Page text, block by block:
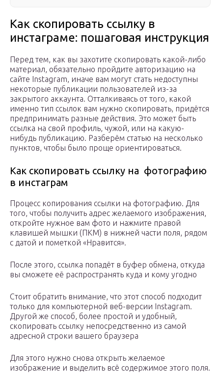
Как скопировать ссылку в
инстаграме: пошаговая инструкция
Перед тем, как вы захотите скопировать какой-либо
материал, обязательно пройдите авторизацию на
сайте Instagram, иначе вам могут стать недоступны
некоторые публикации пользователей из-за
закрытого аккаунта. Отталкиваясь от того, какой
именно тип ссылок вам нужно скопировать, придётся
предпринимать разные действия. Это может быть
ссылка на свой профиль, чужой, или на какую-
нибудь публикацию. Разберём статью на несколько
пунктов, чтобы было проще ориентироваться.
Как скопировать ссылку на фотографию
в инстаграм
Процесс копирования ссылки на фотографию. Для
того, чтобы получить адрес желаемого изображения,
откройте нужное вам фото и нажмите правой
клавишей мышки (ПКМ) в нижней части поля, рядом
с датой и пометкой «Нравится».
После этого, ссылка попадёт в буфер обмена, откуда
вы сможете её распространять куда и кому угодно
Стоит обратить внимание, что этот способ подходит
только для компьютерной веб-версии Instagram.
Другой же способ, более простой и удобный,
скопировать ссылку непосредственно из самой
адресной строки вашего браузера
Для этого нужно снова открыть желаемое
изображение и выделить всё содержимое этого поля.